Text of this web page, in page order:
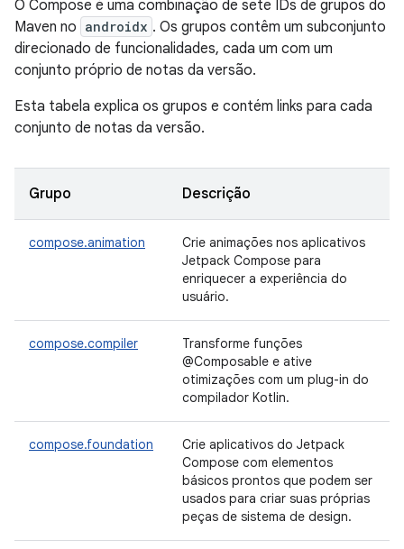
O Compose é uma combinação de sete IDs de grupos do
Maven no androidx . Os grupos contêm um subconjunto
direcionado de funcionalidades, cada um com um
conjunto próprio de notas da versão.
Esta tabela explica os grupos e contém links para cada
conjunto de notas da versão.
Grupo Descrição
compose.animation
Crie animações nos aplicativos
Jetpack Compose para
enriquecer a experiência do
usuário.
compose.compiler
Transforme funções
@Composable e ative
otimizações com um plug-in do
compilador Kotlin.
compose.foundation
Crie aplicativos do Jetpack
Compose com elementos
básicos prontos que podem ser
usados para criar suas próprias
peças de sistema de design.